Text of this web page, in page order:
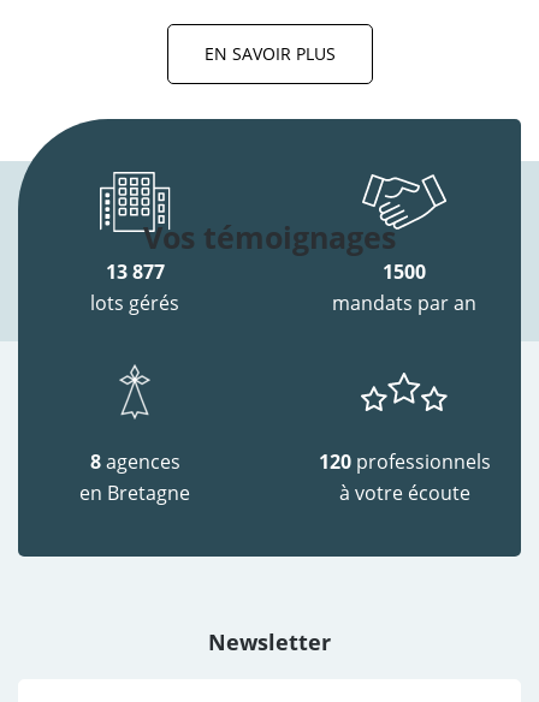
EN SAVOIR PLUS
Vos témoignages
13 877
lots gérés
1500
mandats par an
8agences
en Bretagne
120 professionnels
à votre écoute
Newsletter